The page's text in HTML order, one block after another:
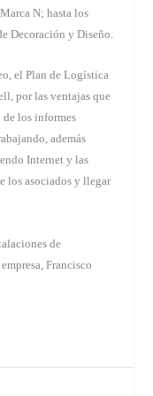
N; hasta los
Decoración y Diseño.
el Plan de Logística
por las ventajas que
de los informes
además
Internet y las
los asociados y llegar
de
Francisco